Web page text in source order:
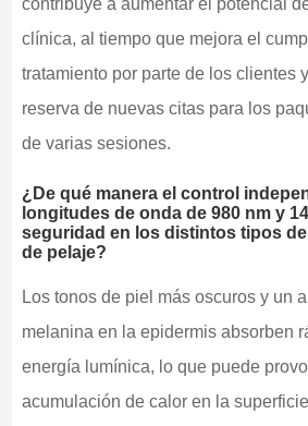
contribuye a aumentar el potencial
clínica, al tiempo que mejora el
tratamiento por parte de los clientes
reserva de nuevas citas para los
de varias sesiones.
¿De qué manera el control
longitudes de onda de 980 nm y
seguridad en los distintos tipos
de pelaje?
Los tonos de piel más oscuros y un
melanina en la epidermis absorben
energía lumínica, lo que puede
acumulación de calor en la